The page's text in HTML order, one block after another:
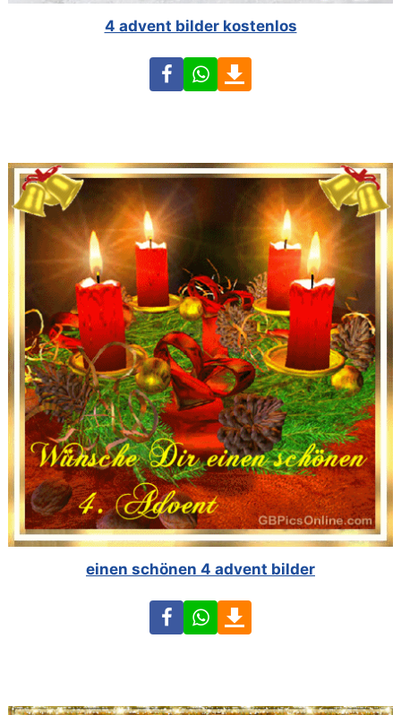
4 advent bilder kostenlos
FacebookWhatsApp
einen schönen 4 advent bilder
FacebookWhatsApp